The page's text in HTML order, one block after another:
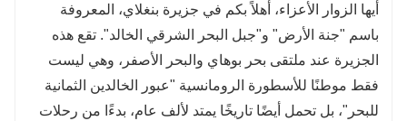
حساء نودلز بنغلاي الساخن، وجمبري السرعوف
الطازج المطهو ​​على البخار، وخبز الأعشاب البحرية
اللذيذ، وكلها تُبرز أفضل نكهات الساحل.
كما نقوم بإنشاء برامج رحلات مرنة: يمكنك الجمع
أيها الزوار الأعزاء، أهلاً بكم في جزيرة بنغلاي، المعروفة
باسم "جنة الأرض" و"جبل البحر الشرقي الخالد". تقع هذه
الجزيرة عند ملتقى بحر بوهاي والبحر الأصفر، وهي ليست
فقط موطنًا للأسطورة الرومانسية "عبور الخالدين الثمانية
للبحر"، بل تحمل أيضًا تاريخًا يمتد لألف عام، بدءًا من رحلات